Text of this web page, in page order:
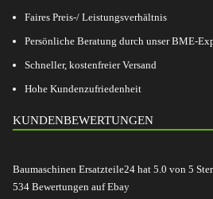
Faires Preis-/ Leistungsverhältnis
Persönliche Beratung durch unser BME-
Schneller, kostenfreier Versand
Hohe Kundenzufriedenheit
KUNDENBEWERTUNGEN
Baumaschinen Ersatzteile24 hat 5.0 von 5
534 Bewertungen auf Ebay